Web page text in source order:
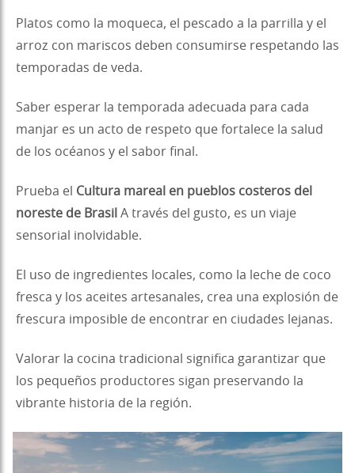
Platos como la moqueca, el pescado a la parrilla y el
arroz con mariscos deben consumirse respetando las
temporadas de veda.
Saber esperar la temporada adecuada para cada
manjar es un acto de respeto que fortalece la salud
de los océanos y el sabor final.
Prueba el Cultura mareal en pueblos costeros del
noreste de Brasil A través del gusto, es un viaje
sensorial inolvidable.
El uso de ingredientes locales, como la leche de coco
fresca y los aceites artesanales, crea una explosión de
frescura imposible de encontrar en ciudades lejanas.
Valorar la cocina tradicional significa garantizar que
los pequeños productores sigan preservando la
vibrante historia de la región.